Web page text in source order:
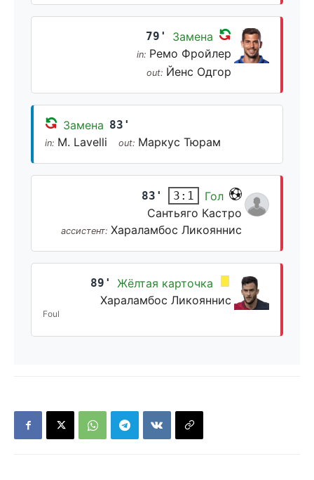
79' Замена
in: Ремо Фройлер
out: Йенс Одгор
Замена 83'
in: M. Lavelli out: Маркус Тюрам
83' 3:1
Гол
Сантьяго Кастро
ассистент:Хараламбос Ликояннис
89'
Жёлтая карточка
Хараламбос Ликояннис
Foul